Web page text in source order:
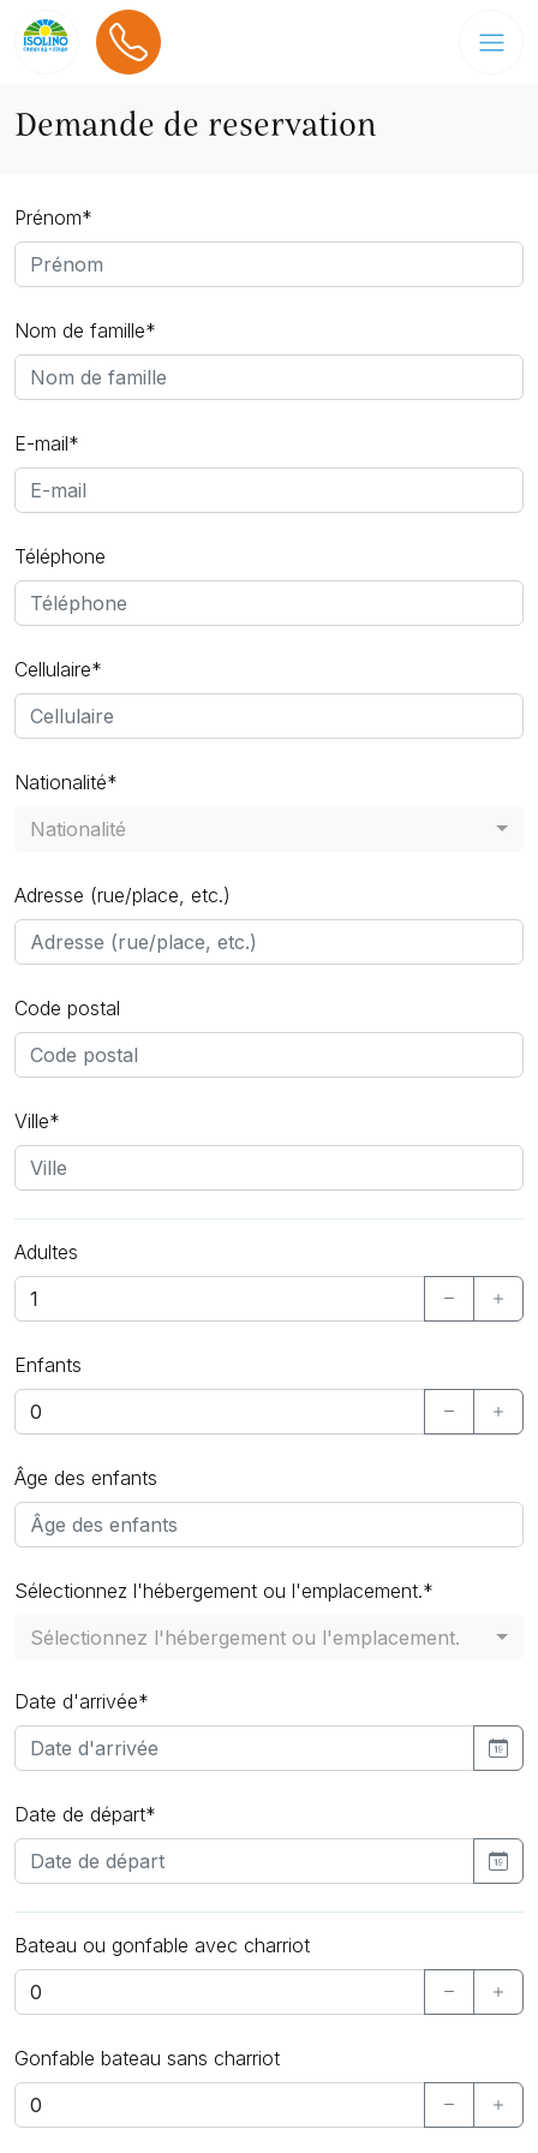
Demande de reservation
Prénom*
Nom de famille*
E-mail*
Téléphone
Cellulaire*
Nationalité*
Nationalité
Adresse (rue/place, etc.)
Code postal
Ville*
Adultes
Enfants
Âge des enfants
Sélectionnez l'hébergement ou l'emplacement.*
Sélectionnez l'hébergement ou l'emplacement.
Date d'arrivée*
Date de départ*
Bateau ou gonfable avec charriot
Gonfable bateau sans charriot